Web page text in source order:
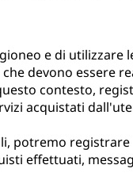
e di utilizzare
devono essere
contesto,
acquistati
potremo
effettuati,